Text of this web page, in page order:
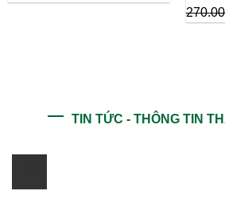
hiện
TIN TỨC - THÔNG TIN